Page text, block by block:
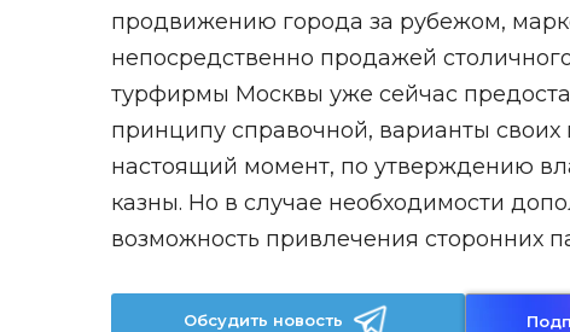
продвижению города за рубежом,
непосредственно продажей
турфирмы Москвы уже сейчас
принципу справочной, варианты
настоящий момент, по утверждению
казны. Но в случае необходимости
возможность привлечения сторонних
Обсудить новость